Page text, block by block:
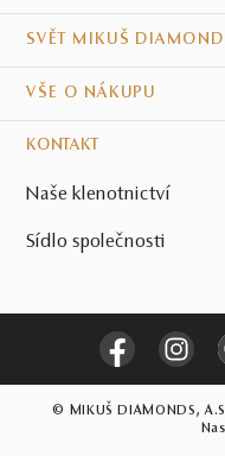
SVĚT MIKUŠ
VŠE O NÁKUPU
KONTAKT
Naše klenotnictví
Sídlo společnosti
© MIKUŠ DIAMONDS,